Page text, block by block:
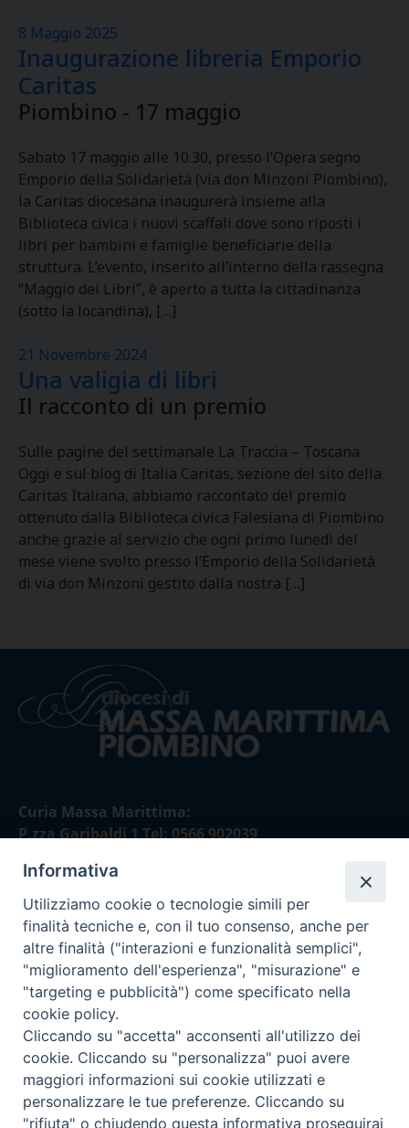
8 Maggio 2025
Inaugurazione libreria Emporio
Caritas
Piombino - 17 maggio
Sabato 17 maggio alle 10.30, presso l’Opera segno
Emporio della Solidarietà (via don Minzoni Piombino),
la Caritas diocesana inaugurerà insieme alla
Biblioteca civica i nuovi scaffali dove sono riposti i
libri per bambini e famiglie beneficiarie della
struttura. L’evento, inserito all’interno della rassegna
“Maggio dei Libri”, è aperto a tutta la cittadinanza
(sotto la locandina), […]
21 Novembre 2024
Una valigia di libri
Il racconto di un premio
Sulle pagine del settimanale La Traccia – Toscana
Oggi e sul blog di Italia Caritas, sezione del sito della
Caritas Italiana, abbiamo raccontato del premio
ottenuto dalla Biblioteca civica Falesiana di Piombino
anche grazie al servizio che ogni primo lunedì del
mese viene svolto presso l’Emporio della Solidarietà
di via don Minzoni gestito dalla nostra […]
Curia Massa Marittima:
P.zza Garibaldi 1 Tel: 0566 902039
Curia Piombino:
Via Don Minzoni,58/A Tel e Fax: 0565 32036
E-mail:
curia@diocesimassamarittima.it
Privacy policy - trasparenza
Informativa
Utilizziamo cookie o tecnologie simili per
finalità tecniche e, con il tuo consenso, anche per
altre finalità ("interazioni e funzionalità semplici",
"miglioramento dell'esperienza", "misurazione" e
"targeting e pubblicità") come specificato nella
cookie policy.
Cliccando su "accetta" acconsenti all'utilizzo dei
cookie. Cliccando su "personalizza" puoi avere
maggiori informazioni sui cookie utilizzati e
personalizzare le tue preferenze. Cliccando su
"rifiuta" o chiudendo questa informativa proseguirai